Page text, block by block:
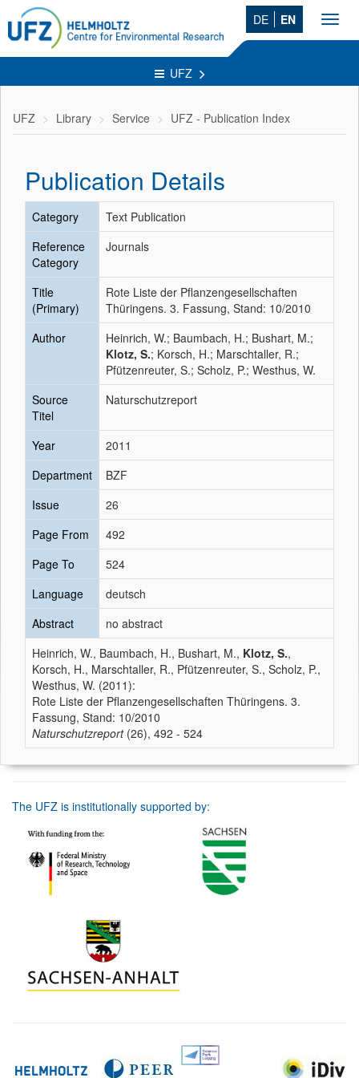
DE EN
UFZ
UFZ Library Service UFZ - Publication Index
Publication Details
Category
Text Publication
Reference
Category
Journals
Title
(Primary)
Rote Liste der Pflanzengesellschaften
Thüringens. 3. Fassung, Stand: 10/2010
Author
Heinrich, W.; Baumbach, H.; Bushart, M.;
Klotz, S.; Korsch, H.; Marschtaller, R.;
Pfützenreuter, S.; Scholz, P.; Westhus, W.
Source
Titel
Naturschutzreport
Year
2011
Department
BZF
Issue
26
Page From
492
Page To
524
Language
deutsch
Abstract
no abstract
Heinrich, W., Baumbach, H., Bushart, M., Klotz, S.,
Korsch, H., Marschtaller, R., Pfützenreuter, S., Scholz, P.,
Westhus, W. (2011):
Rote Liste der Pflanzengesellschaften Thüringens. 3.
Fassung, Stand: 10/2010
Naturschutzreport(26), 492 - 524
The UFZ is institutionally supported by: